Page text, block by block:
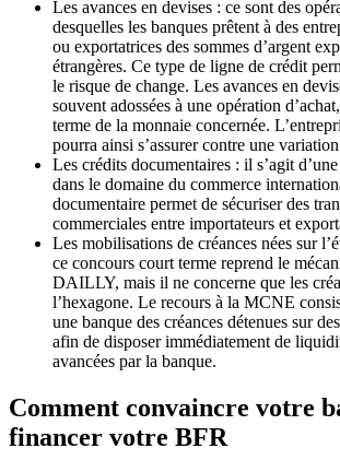
Les avances en devises : ce sont des
desquelles les banques prêtent à des
ou exportatrices des sommes d’argent
étrangères. Ce type de ligne de crédit
le risque de change. Les avances en
souvent adossées à une opération
terme de la monnaie concernée.
pourra ainsi s’assurer contre une
Les crédits documentaires : il s’agit
dans le domaine du commerce
documentaire permet de sécuriser des
commerciales entre importateurs et
Les mobilisations de créances nées sur
ce concours court terme reprend le
DAILLY, mais il ne concerne que les
l’hexagone. Le recours à la MCNE
une banque des créances détenues sur
afin de disposer immédiatement de
avancées par la banque.
Comment convaincre votre
financer votre BFR